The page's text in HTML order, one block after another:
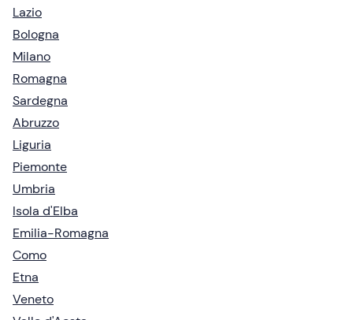
Lazio
Bologna
Milano
Romagna
Sardegna
Abruzzo
Liguria
Piemonte
Umbria
Isola d'Elba
Emilia-Romagna
Como
Etna
Veneto